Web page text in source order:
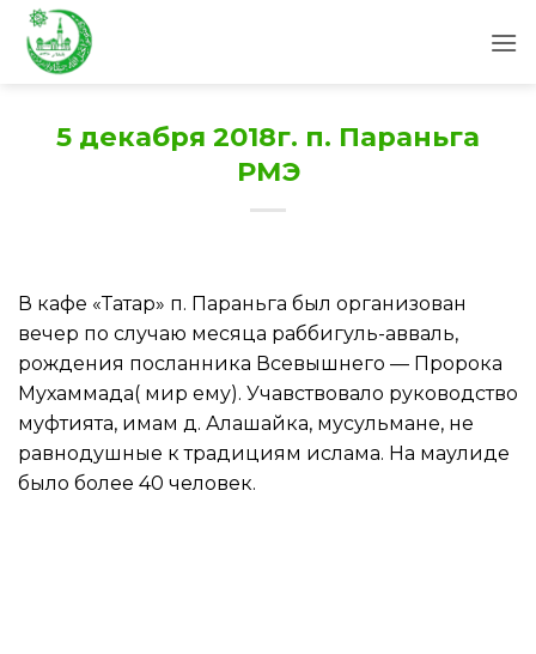
Skip
content
5 декабря 2018г. п. Параньга
РМЭ
В кафе «Татар» п. Параньга был организован
вечер по случаю месяца раббигуль-авваль,
рождения посланника Всевышнего — Пророка
Мухаммада( мир ему). Учавствовало руководство
муфтията, имам д. Алашайка, мусульмане, не
равнодушные к традициям ислама. На маулиде
было более 40 человек.